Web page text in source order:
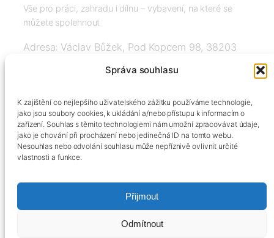
Správa souhlasu
K zajištění co nejlepšího uživatelského zážitku používáme technologie,
jako jsou soubory cookies, k ukládání a/nebo přístupu k informacím o
zařízení. Souhlas s těmito technologiemi nám umožní zpracovávat údaje,
jako je chování při procházení nebo jedinečná ID na tomto webu.
Nesouhlas nebo odvolání souhlasu může nepříznivě ovlivnit určité
vlastnosti a funkce.
Přijmout
Odmítnout
Vše pro práci, zahradu i dílnu – vybavení, na které se
můžete spolehnout
Adresa: Václav Bůžek, Pod Kopcem 98, 38203
+420606334248, info@agrobox.cz
Obchodní podmínky
Podmínky ochrany osobních údajů